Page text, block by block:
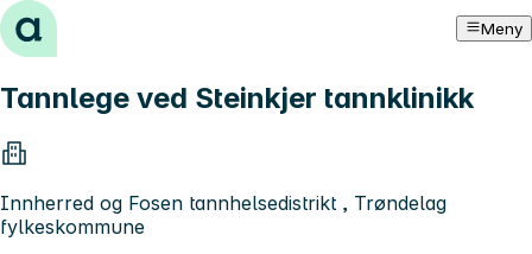
Hopp til innhold Meny
Tannlege ved Steinkjer tannklinikk
Innherred og Fosen tannhelsedistrikt , Trøndelag
fylkeskommune